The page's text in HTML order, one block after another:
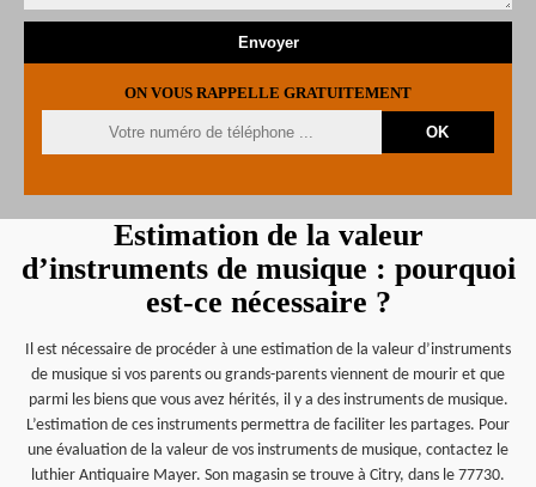
ON VOUS RAPPELLE GRATUITEMENT
Estimation de la valeur
d’instruments de musique : pourquoi
est-ce nécessaire ?
Il est nécessaire de procéder à une estimation de la valeur d’instruments
de musique si vos parents ou grands-parents viennent de mourir et que
parmi les biens que vous avez hérités, il y a des instruments de musique.
L’estimation de ces instruments permettra de faciliter les partages. Pour
une évaluation de la valeur de vos instruments de musique, contactez le
luthier Antiquaire Mayer. Son magasin se trouve à Citry, dans le 77730.